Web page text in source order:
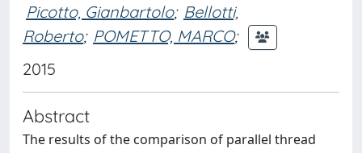
Picotto, Gianbartolo; Bellotti,
Roberto; POMETTO, MARCO;
2015
Abstract
The results of the comparison of parallel thread